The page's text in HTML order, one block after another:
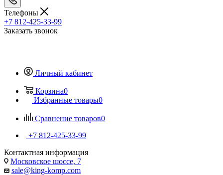
Телефоны
+7 812-425-33-99
Заказать звонок
Личный кабинет
Корзина0
Избранные товары0
Сравнение товаров0
+7 812-425-33-99
Контактная информация
Московское шоссе, 7
sale@king-komp.com